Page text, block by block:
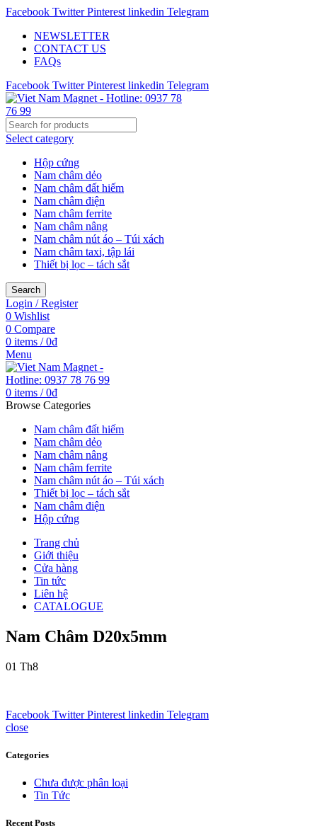
Facebook Twitter Pinterest linkedin Telegram
NEWSLETTER
CONTACT US
FAQs
Facebook Twitter Pinterest linkedin Telegram
Select category
Hộp cứng
Nam châm dẻo
Nam châm đất hiếm
Nam châm điện
Nam châm ferrite
Nam châm nâng
Nam châm nút áo – Túi xách
Nam châm taxi, tập lái
Thiết bị lọc – tách sắt
Search
Login / Register
0 Wishlist
0 Compare
0 items / 0₫
Menu
0 items / 0₫
Browse Categories
Nam châm đất hiếm
Nam châm dẻo
Nam châm nâng
Nam châm ferrite
Nam châm nút áo – Túi xách
Thiết bị lọc – tách sắt
Nam châm điện
Hộp cứng
Trang chủ
Giới thiệu
Cửa hàng
Tin tức
Liên hệ
CATALOGUE
Nam Châm D20x5mm
01 Th8
Facebook Twitter Pinterest linkedin Telegram
close
Categories
Chưa được phân loại
Tin Tức
Recent Posts